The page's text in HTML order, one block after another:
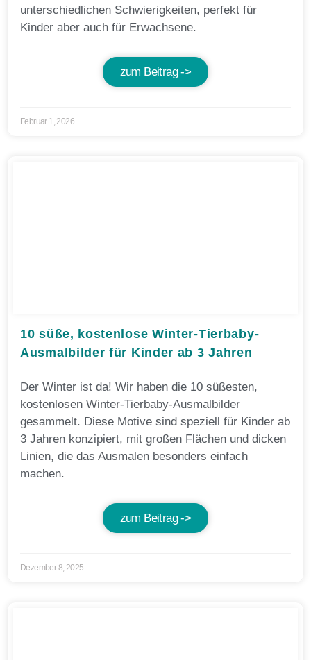
unterschiedlichen Schwierigkeiten, perfekt für
Kinder aber auch für Erwachsene.
zum Beitrag ->
Februar 1, 2026
10 süße, kostenlose Winter-Tierbaby-
Ausmalbilder für Kinder ab 3 Jahren
Der Winter ist da! Wir haben die 10 süßesten,
kostenlosen Winter-Tierbaby-Ausmalbilder
gesammelt. Diese Motive sind speziell für Kinder ab
3 Jahren konzipiert, mit großen Flächen und dicken
Linien, die das Ausmalen besonders einfach
machen.
zum Beitrag ->
Dezember 8, 2025